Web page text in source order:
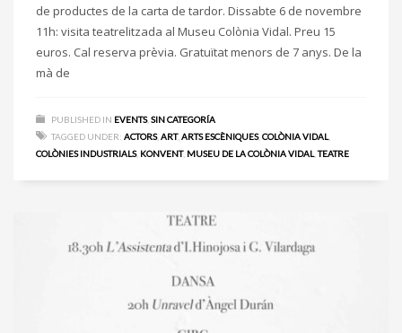
de productes de la carta de tardor. Dissabte 6 de novembre
11h: visita teatrelitzada al Museu Colònia Vidal. Preu 15
euros. Cal reserva prèvia. Gratuïtat menors de 7 anys. De la
mà de
PUBLISHED IN EVENTS, SIN CATEGORÍA
TAGGED UNDER: ACTORS, ART, ARTS ESCÈNIQUES, COLÒNIA VIDAL,
COLÒNIES INDUSTRIALS, KONVENT, MUSEU DE LA COLÒNIA VIDAL,TEATRE